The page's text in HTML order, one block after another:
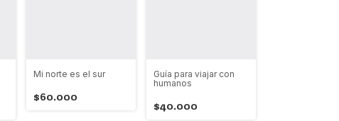
Mi norte es el sur
$60.000
Guía para viajar con
humanos
$40.000